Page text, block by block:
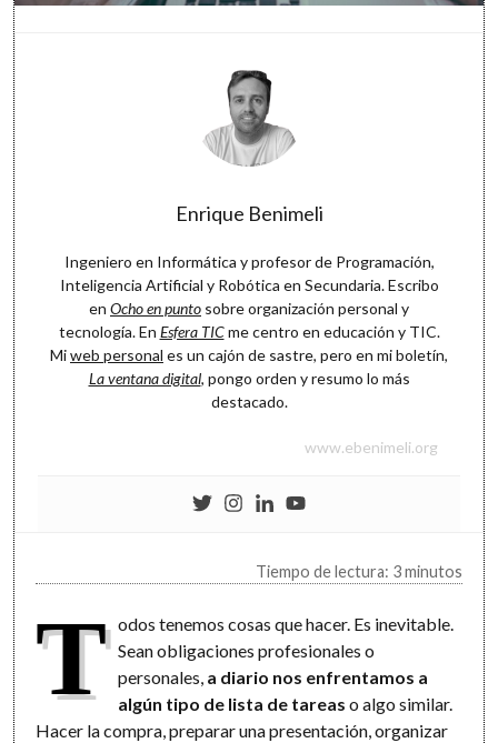
Enrique Benimeli
Ingeniero en Informática y profesor de Programación,
Inteligencia Artificial y Robótica en Secundaria. Escribo
en Ocho en punto sobre organización personal y
tecnología. En Esfera TICme centro en educación y TIC.
Miweb personal es un cajón de sastre, pero en mi boletín,
La ventana digital, pongo orden y resumo lo más
destacado.
www.ebenimeli.org
Tiempo de lectura: 3 minutos
T odos tenemos cosas que hacer. Es inevitable.
Sean obligaciones profesionales o
personales, a diario nos enfrentamos a
algún tipo de lista de tareas o algo similar.
Hacer la compra, preparar una presentación, organizar